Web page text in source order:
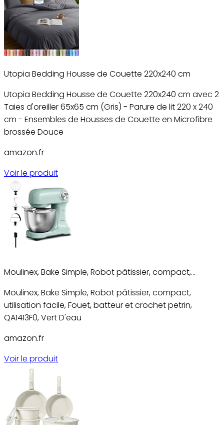
Utopia Bedding Housse de Couette 220x240 cm
Utopia Bedding Housse de Couette 220x240 cm avec 2
Taies d'oreiller 65x65 cm (Gris) - Parure de lit 220 x 240
cm - Ensembles de Housses de Couette en Microfibre
brossée Douce
amazon.fr
Voir le produit
Moulinex, Bake Simple, Robot pâtissier, compact,…
Moulinex, Bake Simple, Robot pâtissier, compact,
utilisation facile, Fouet, batteur et crochet petrin,
QA1413F0, Vert D'eau
amazon.fr
Voir le produit